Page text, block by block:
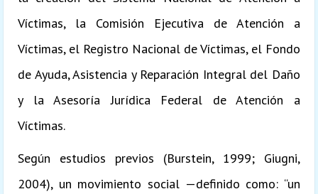
Víctimas, la Comisión Ejecutiva de Atención a
Víctimas, el Registro Nacional de Víctimas, el Fondo
de Ayuda, Asistencia y Reparación Integral del Daño
y la Asesoría Jurídica Federal de Atención a
Víctimas.
Según estudios previos (Burstein, 1999; Giugni,
2004), un movimiento social —definido como: “un